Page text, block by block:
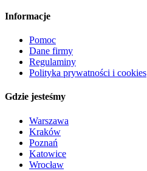
Informacje
Pomoc
Dane firmy
Regulaminy
Polityka prywatności i cookies
Gdzie jesteśmy
Warszawa
Kraków
Poznań
Katowice
Wrocław